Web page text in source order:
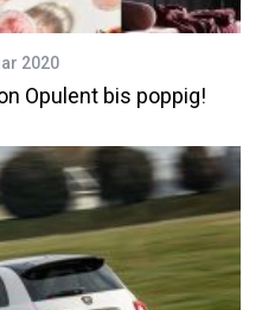
2020
Opulent bis poppig!